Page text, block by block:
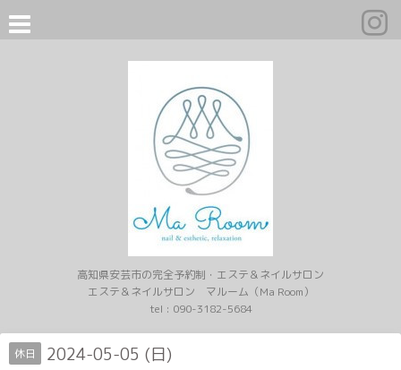
高知県安芸市の完全予約制・エステ＆ネイルサロン
エステ＆ネイルサロン マルーム（Ma Room）
tel : 090-3182-5684
休日 2024-05-05 (日)